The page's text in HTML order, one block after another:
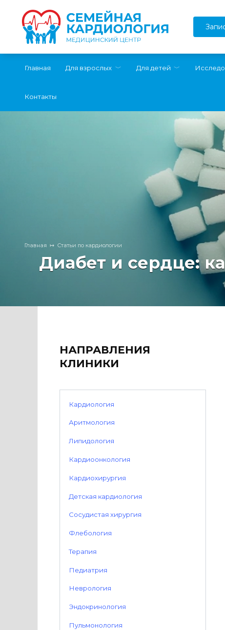
содержанию
Главная Для взрослых Для детей
Контакты
Главная Статьи по кардиологии
Диабет и сердце:
НАПРАВЛЕНИЯ
КЛИНИКИ
Кардиология
Аритмология
Липидология
Кардиоонкология
Кардиохирургия
Детская кардиология
Сосудистая хирургия
Флебология
Терапия
Педиатрия
Неврология
Эндокринология
Пульмонология